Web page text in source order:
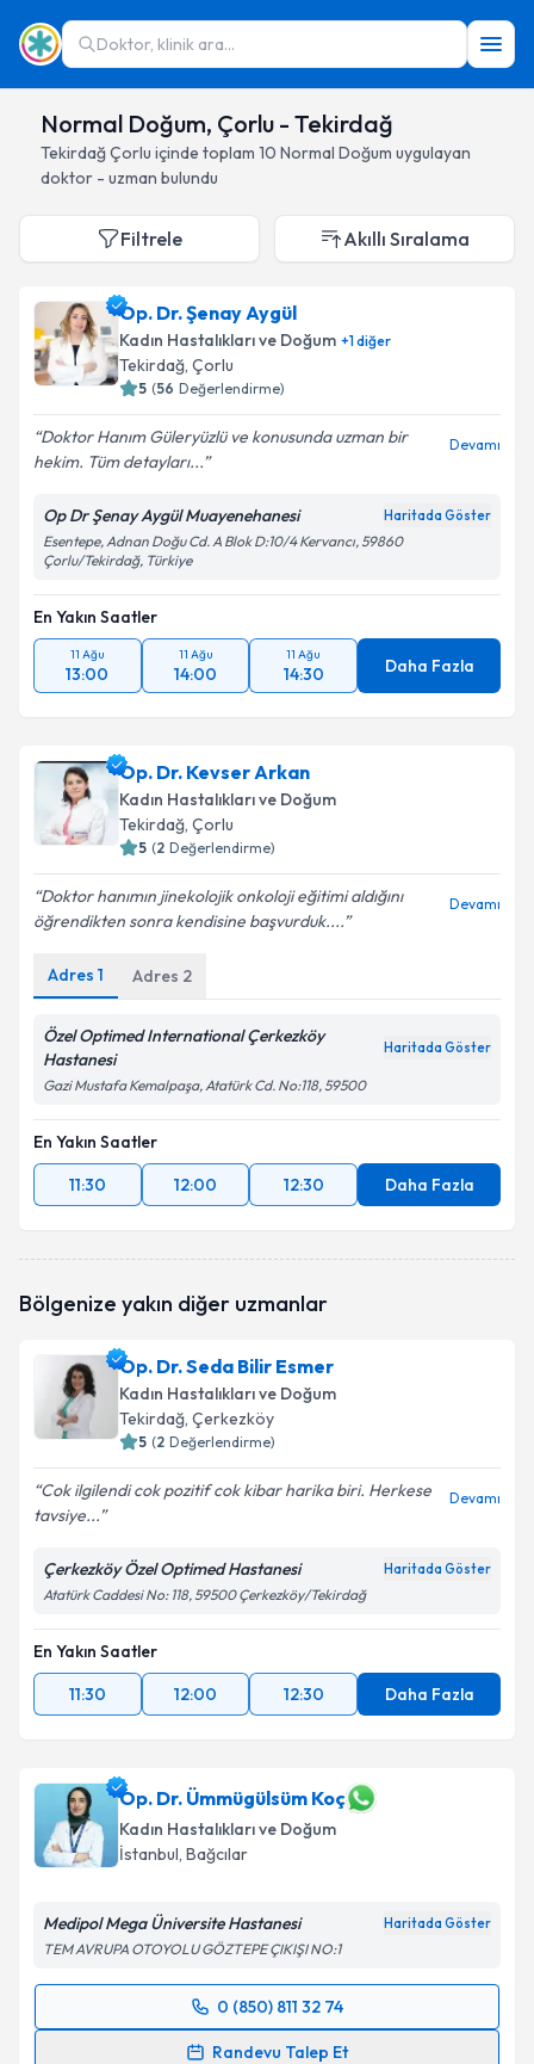
Doktor, klinik ara...
Normal Doğum, Çorlu - Tekirdağ
TekirdağÇorlu içinde toplam 10 Normal Doğum uygulayan
doktor - uzman bulundu
Filtrele Akıllı Sıralama
Op. Dr. Şenay Aygül
Kadın Hastalıkları ve Doğum +1diğer
Tekirdağ, Çorlu
5 (56 Değerlendirme)
Doktor Hanım Güleryüzlü ve konusunda uzman bir
hekim. Tüm detayları...
Devamı
Op Dr Şenay Aygül Muayenehanesi Haritada Göster
Esentepe, Adnan Doğu Cd. A Blok D:10/4 Kervancı, 59860
Çorlu/Tekirdağ, Türkiye
En Yakın Saatler
11 Ağu
13:00
11 Ağu
14:00
11 Ağu
14:30 Daha Fazla
Op. Dr. Kevser Arkan
Kadın Hastalıkları ve Doğum
Tekirdağ, Çorlu
5 (2 Değerlendirme)
Doktor hanımın jinekolojik onkoloji eğitimi aldığını
öğrendikten sonra kendisine başvurduk....
Devamı
Adres 1 Adres 2
Özel Optimed International Çerkezköy
Hastanesi
Haritada Göster
Gazi Mustafa Kemalpaşa, Atatürk Cd. No:118, 59500
En Yakın Saatler
11:30
12:00 12:30 Daha Fazla
Bölgenize yakın diğer uzmanlar
Op. Dr. Seda Bilir Esmer
Kadın Hastalıkları ve Doğum
Tekirdağ, Çerkezköy
5 (2 Değerlendirme)
Cok ilgilendi cok pozitif cok kibar harika biri. Herkese
tavsiye...
Devamı
Çerkezköy Özel Optimed Hastanesi Haritada Göster
Atatürk Caddesi No: 118, 59500 Çerkezköy/Tekirdağ
En Yakın Saatler
11:30
12:00 12:30 Daha Fazla
Op. Dr. Ümmügülsüm Koç
Kadın Hastalıkları ve Doğum
İstanbul, Bağcılar
Medipol Mega Üniversite Hastanesi Haritada Göster
TEM AVRUPA OTOYOLU GÖZTEPE ÇIKIŞI NO:1
0 (850) 811 32 74
Randevu Talep Et
Randevu Takvimi Talebi